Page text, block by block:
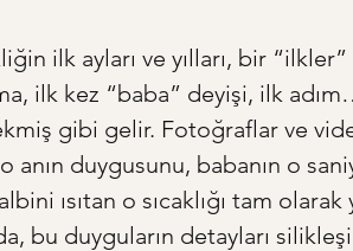
ilk ayları ve yılları, bir “ilkler”
ilk kez “baba” deyişi, ilk
gibi gelir. Fotoğraflar ve
anın duygusunu, babanın o
ısıtan o sıcaklığı tam olarak
bu duyguların detayları